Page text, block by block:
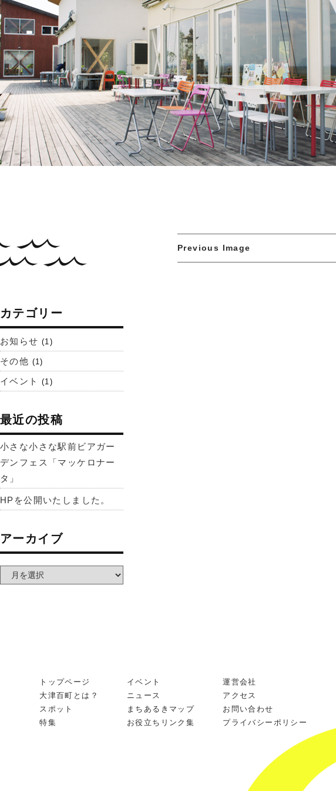
Previous Image
カテゴリー
お知らせ (1)
その他 (1)
イベント (1)
最近の投稿
小さな小さな駅前ビアガー
デンフェス「マッケロナー
タ」
HPを公開いたしました。
アーカイブ
トップページ
大津百町とは？
スポット
特集
イベント
ニュース
まちあるきマップ
お役立ちリンク集
運営会社
アクセス
お問い合わせ
プライバシーポリシー